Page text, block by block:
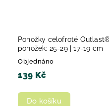
Ponožky celofroté
ponožek: 25-29 | 17-19 cm
Objednáno
139 Kč
Do košíku